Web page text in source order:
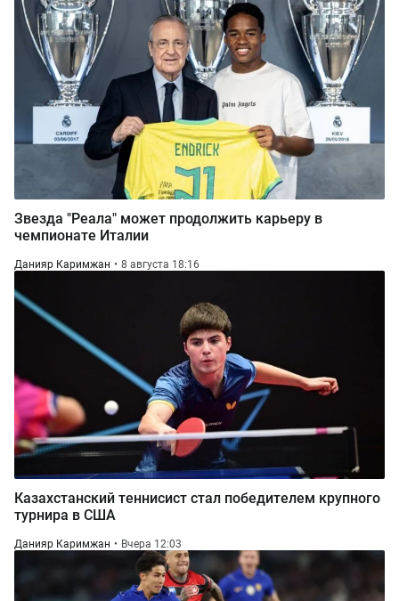
Звезда "Реала" может продолжить карьеру в
чемпионате Италии
Данияр Каримжан 8 августа 18:16
Казахстанский теннисист стал победителем крупного
турнира в США
Данияр Каримжан Вчера 12:03